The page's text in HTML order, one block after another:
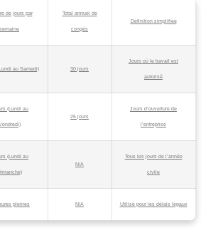
de jours par
semaine
Total annuel de
congés
Définition simplifiée
au Samedi) 30 jours
Jours où le travail est
autorisé
(Lundi au
25 jours
Jours d’ouverture de
l’entreprise
(Lundi au
N/A
Tous les jours de l’année
civile
pleines N/A Utilisé pour les délais légaux